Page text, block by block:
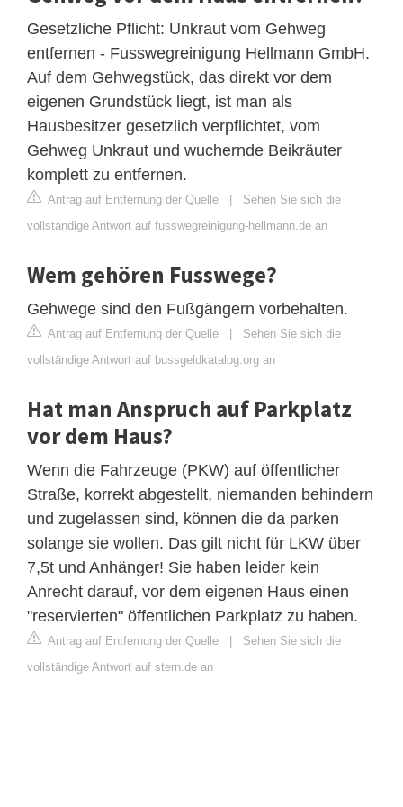
Gesetzliche Pflicht: Unkraut vom Gehweg
entfernen - Fusswegreinigung Hellmann GmbH.
Auf dem Gehwegstück, das direkt vor dem
eigenen Grundstück liegt, ist man als
Hausbesitzer gesetzlich verpflichtet, vom
Gehweg Unkraut und wuchernde Beikräuter
komplett zu entfernen.
Antrag auf Entfernung der Quelle | Sehen Sie sich die
vollständige Antwort auf fusswegreinigung-hellmann.de an
Wem gehören Fusswege?
Gehwege sind den Fußgängern vorbehalten.
Antrag auf Entfernung der Quelle | Sehen Sie sich die
vollständige Antwort auf bussgeldkatalog.org an
Hat man Anspruch auf Parkplatz
vor dem Haus?
Wenn die Fahrzeuge (PKW) auf öffentlicher
Straße, korrekt abgestellt, niemanden behindern
und zugelassen sind, können die da parken
solange sie wollen. Das gilt nicht für LKW über
7,5t und Anhänger! Sie haben leider kein
Anrecht darauf, vor dem eigenen Haus einen
"reservierten" öffentlichen Parkplatz zu haben.
Antrag auf Entfernung der Quelle | Sehen Sie sich die
vollständige Antwort auf stern.de an